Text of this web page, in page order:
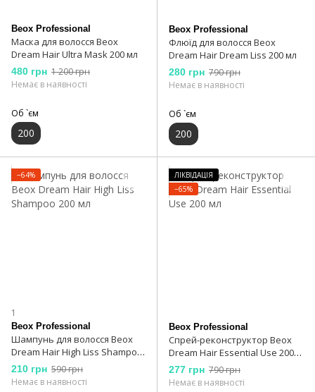
Beox Professional
Маска для волосся Beox
Dream Hair Ultra Mask 200 мл
480 грн 1 200 грн
Немає в наявності
Об `єм
200
Beox Professional
Флюїд для волосся Beox
Dream Hair Dream Liss 200 мл
280 грн 790 грн
Немає в наявності
Об `єм
200
−64%
1
Beox Professional
Шампунь для волосся Beox
Dream Hair High Liss Shampoo
200 мл
210 грн 590 грн
Немає в наявності
ЛІКВІДАЦІЯ
−65%
Beox Professional
Спрей-реконструктор Beox
Dream Hair Essential Use 200
мл
277 грн 790 грн
Немає в наявності